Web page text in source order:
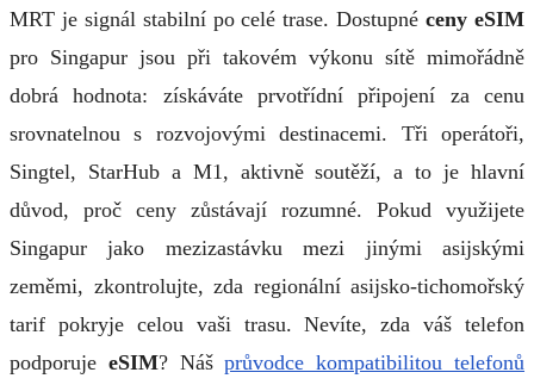
MRT je signál stabilní po celé trase. Dostupnéceny eSIM
pro Singapur jsou při takovém výkonu sítě mimořádně
dobrá hodnota: získáváte prvotřídní připojení za cenu
srovnatelnou s rozvojovými destinacemi. Tři operátoři,
Singtel, StarHub a M1, aktivně soutěží, a to je hlavní
důvod, proč ceny zůstávají rozumné. Pokud využijete
Singapur jako mezizastávku mezi jinými asijskými
zeměmi, zkontrolujte, zda regionální asijsko-tichomořský
tarif pokryje celou vaši trasu. Nevíte, zda váš telefon
podporuje eSIM? Nášprůvodce kompatibilitou telefonů